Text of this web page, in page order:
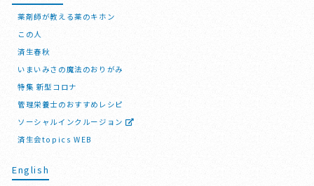
薬剤師が教える薬のキホン
この人
済生春秋
いまいみさの魔法のおりがみ
特集 新型コロナ
管理栄養士のおすすめレシピ
ソーシャルインクルージョン
済生会topics WEB
English